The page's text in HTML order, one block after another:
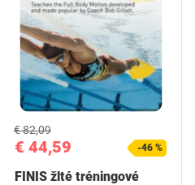
€ 44,59
€ 82,09
-46 %
FINIS žlté tréningové